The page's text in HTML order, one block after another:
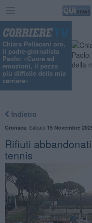
Chiara Pellacani oro,
il padre-giornalista
Paolo: «Cuore ed
emozioni, il pezzo
più difficile della mia
carriera»
Indietro
Cronaca Sabato 15 Novembre
Rifiuti
tennis